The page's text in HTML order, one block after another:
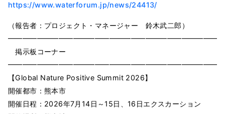
https://www.waterforum.jp/news/24413/
（報告者：プロジェクト・マネージャー 鈴木武二郎）
掲示板コーナー
【Global Nature Positive Summit 2026】
開催都市：熊本市
開催日程：2026年7月14日～15日、16日エクスカーション